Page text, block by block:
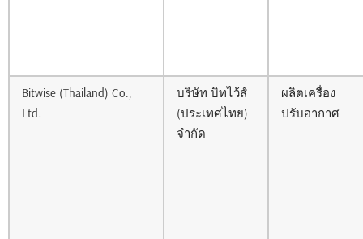
Bitwise (Thailand) Co.,
Ltd.
บริษัท บิทไว้ส์
(ประเทศไทย)
จำกัด
ผลิตเครื่อง
ปรับอากาศ